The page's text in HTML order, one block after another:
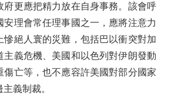
府更應把精力放在自身事務。該會呼
安理會常任理事國之一，應將注意力
慘絕人寰的災難，包括巴以衝突對加
主義危機、美國和以色列對伊朗發動
傷亡等，也不應容許美國對部分國家
義制裁。